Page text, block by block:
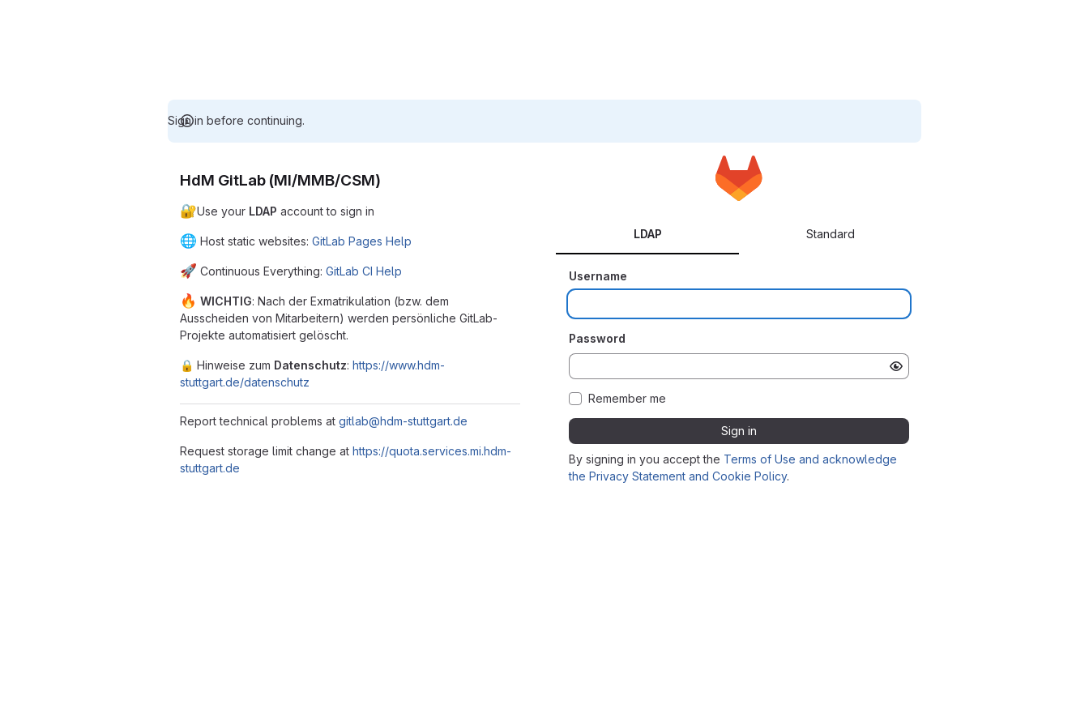
Sign in before continuing.
HdM GitLab (MI/MMB/CSM)
🔐Use your LDAP account to sign in
🌐 Host static websites: GitLab Pages Help
🚀 Continuous Everything: GitLab CI Help
🔥 WICHTIG: Nach der Exmatrikulation (bzw. dem
Ausscheiden von Mitarbeitern) werden persönliche GitLab-
Projekte automatisiert gelöscht.
🔒️ Hinweise zum Datenschutz: https://www.hdm-
stuttgart.de/datenschutz
Report technical problems at gitlab@hdm-stuttgart.de
Request storage limit change at https://quota.services.mi.hdm-
stuttgart.de
LDAP Standard
Username
Password
Remember me
Sign in
By signing in you accept the Terms of Use and acknowledge
the Privacy Statement and Cookie Policy.